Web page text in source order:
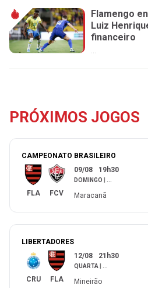
Flamengo
Luiz
financeiro
...
PRÓXIMOS JOGOS
CAMPEONATO BRASILEIRO
FLA FCV
09/08 19h30
DOMINGO ...
Maracanã
LIBERTADORES
CRU FLA
12/08 21h30
QUARTA ...
Mineirão